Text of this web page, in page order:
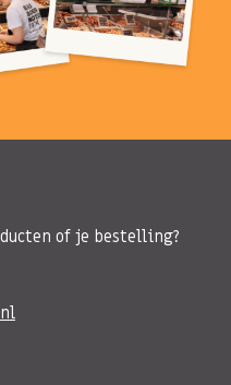
of je bestelling?